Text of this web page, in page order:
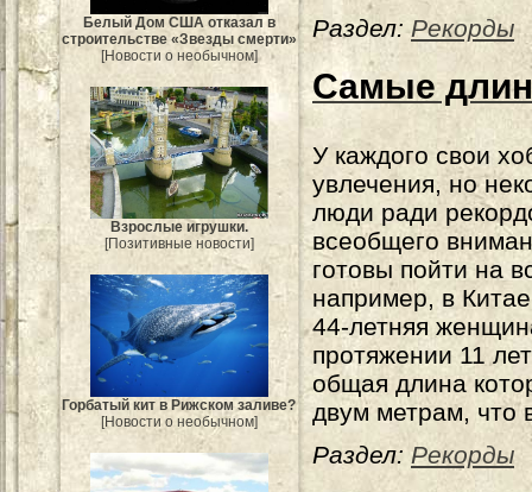
Белый Дом США отказал в
строительстве «Звезды смерти»
[Новости о необычном]
Взрослые игрушки.
[Позитивные новости]
Горбатый кит в Рижском заливе?
[Новости о необычном]
Раздел: Рекорды
Самые
У каждого свои
увлечения, но
люди ради
всеобщего
готовы пойти на
например, в
44-летняя
протяжении 11
общая длина
двум метрам, что
Раздел: Рекорды